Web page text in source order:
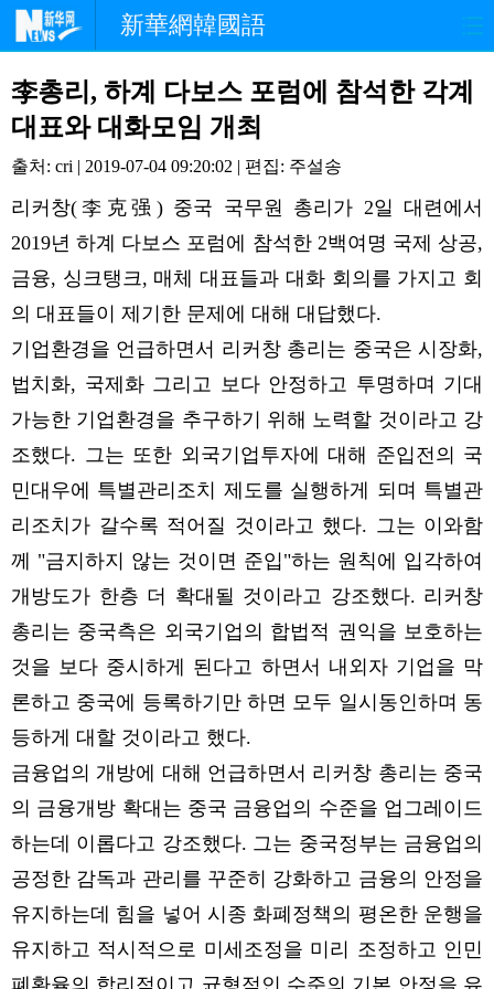
新華網韓國語
홈페이지 최신뉴스 정치
경제 사회
중한교류
연예 관광 오피니언
생생 중국어
李총리, 하계 다보스 포럼에 참석한 각계
대표와 대화모임 개최
출처: cri | 2019-07-04 09:20:02 | 편집: 주설송
리커창(李克强) 중국 국무원 총리가 2일 대련에서
2019년 하계 다보스 포럼에 참석한 2백여명 국제 상공,
금융, 싱크탱크, 매체 대표들과 대화 회의를 가지고 회
의 대표들이 제기한 문제에 대해 대답했다.
기업환경을 언급하면서 리커창 총리는 중국은 시장화,
법치화, 국제화 그리고 보다 안정하고 투명하며 기대
가능한 기업환경을 추구하기 위해 노력할 것이라고 강
조했다. 그는 또한 외국기업투자에 대해 준입전의 국
민대우에 특별관리조치 제도를 실행하게 되며 특별관
리조치가 갈수록 적어질 것이라고 했다. 그는 이와함
께 "금지하지 않는 것이면 준입"하는 원칙에 입각하여
개방도가 한층 더 확대될 것이라고 강조했다. 리커창
총리는 중국측은 외국기업의 합법적 권익을 보호하는
것을 보다 중시하게 된다고 하면서 내외자 기업을 막
론하고 중국에 등록하기만 하면 모두 일시동인하며 동
등하게 대할 것이라고 했다.
금융업의 개방에 대해 언급하면서 리커창 총리는 중국
의 금융개방 확대는 중국 금융업의 수준을 업그레이드
하는데 이롭다고 강조했다. 그는 중국정부는 금융업의
공정한 감독과 관리를 꾸준히 강화하고 금융의 안정을
유지하는데 힘을 넣어 시종 화폐정책의 평온한 운행을
유지하고 적시적으로 미세조정을 미리 조정하고 인민
폐환율의 합리적이고 균형적인 수준의 기본 안정을 유